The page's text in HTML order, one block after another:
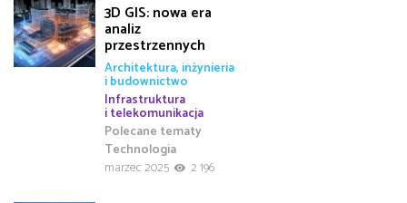
3D GIS: nowa era
analiz
przestrzennych
Architektura, inżynieria
i budownictwo
Infrastruktura
i telekomunikacja
Polecane tematy
Technologia
marzec 2025
2 196